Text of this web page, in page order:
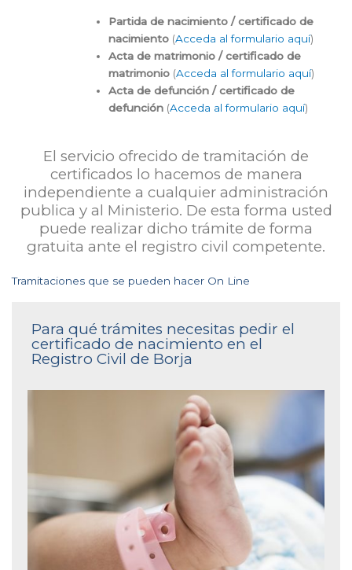
Partida de nacimiento / certificado de
nacimiento (Acceda al formulario aquí)
Acta de matrimonio / certificado de
matrimonio (Acceda al formulario aquí)
Acta de defunción / certificado de
defunción (Acceda al formulario aquí)
El servicio ofrecido de tramitación de
certificados lo hacemos de manera
independiente a cualquier administración
publica y al Ministerio. De esta forma usted
puede realizar dicho trámite de forma
gratuita ante el registro civil competente.
Tramitaciones que se pueden hacer On Line
Para qué trámites necesitas pedir el
certificado de nacimiento en el
Registro Civil de Borja